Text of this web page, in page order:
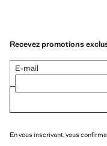
Recevez promotions
E-mail
En vous inscrivant, vous